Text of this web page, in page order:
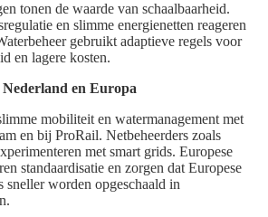
tonen de waarde van schaalbaarheid.
en slimme energienetten reageren
gebruikt adaptieve regels voor
en lagere kosten.
en Europa
mobiliteit en watermanagement met
en bij ProRail. Netbeheerders zoals
met smart grids. Europese
standaardisatie en zorgen dat Europese
sneller worden opgeschaald in